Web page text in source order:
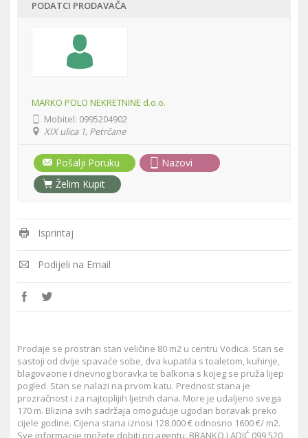
PODATCI PRODAVAČA
MARKO POLO NEKRETNINE d.o.o.
Mobitel: 0995204902
XIX ulica 1, Petrčane
Pošalji Poruku
Nazovi
Želim Kupit
Isprintaj
Podijeli na Email
Prodaje se prostran stan veličine 80 m2 u centru Vodica. Stan se
sastoji od dvije spavaće sobe, dva kupatila s toaletom, kuhinje,
blagovaone i dnevnog boravka te balkona s kojeg se pruža lijep
pogled. Stan se nalazi na prvom katu. Prednost stana je
prozračnost i za najtoplijih ljetnih dana. More je udaljeno svega
170 m. Blizina svih sadržaja omogućuje ugodan boravak preko
cijele godine. Cijena stana iznosi 128.000 € odnosno 1600 €/ m2.
Sve informacije možete dobiti pri agentu: BRANKO LADIĆ 099 520